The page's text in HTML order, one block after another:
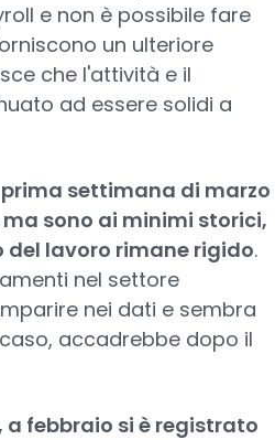
e non è possibile fare
un ulteriore
che l'attività e il
ad essere solidi a
prima settimana di marzo
sono ai minimi storici,
del lavoro rimane rigido.
nel settore
nei dati e sembra
accadrebbe dopo il
febbraio si è registrato